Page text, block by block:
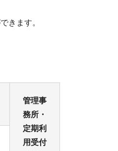
きます。
管理事
務所・
定期利
用受付